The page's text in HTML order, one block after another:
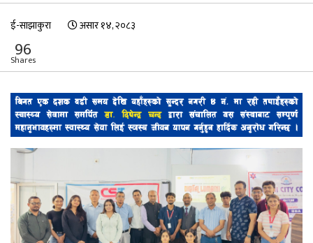
ई-साझाकुरा असार १४, २०८३
96
Shares